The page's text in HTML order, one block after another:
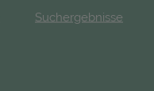
Suchergebnisse